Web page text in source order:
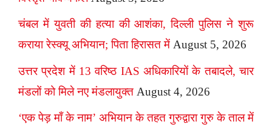
चंबल में युवती की हत्या की आशंका, दिल्ली पुलिस ने शुरू
कराया रेस्क्यू अभियान; पिता हिरासत में August 5, 2026
उत्तर प्रदेश में 13 वरिष्ठ IAS अधिकारियों के तबादले, चार
मंडलों को मिले नए मंडलायुक्त August 4, 2026
‘एक पेड़ माँ के नाम’ अभियान के तहत गुरुद्वारा गुरु के ताल में